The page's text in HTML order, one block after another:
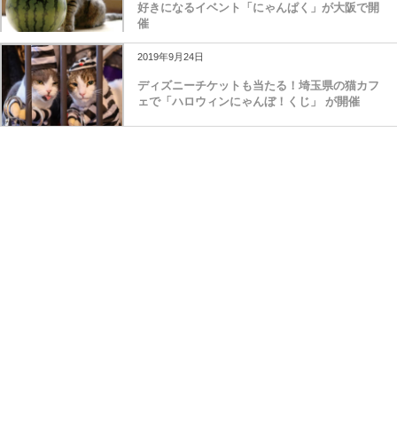
好きになるイベント「にゃんぱく」が大阪で開
催
2019年9月24日
ディズニーチケットも当たる！埼玉県の猫カフ
ェで「ハロウィンにゃんぼ！くじ」 が開催